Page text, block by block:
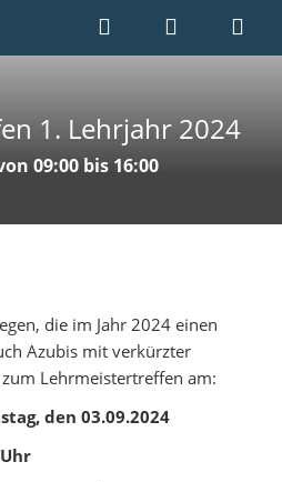
1. Lehrjahr 2024
09:00 bis 16:00
die im Jahr 2024 einen
Azubis mit verkürzter
Lehrmeistertreffen am:
den 03.09.2024